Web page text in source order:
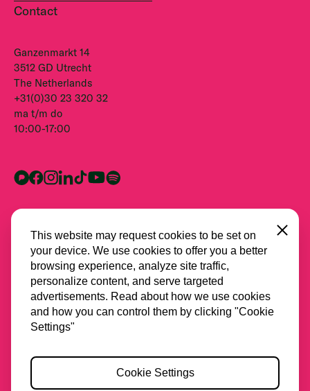
Contact
Ganzenmarkt 14
3512 GD Utrecht
The Netherlands
+31(0)30 23 320 32
ma t/m do
10:00-17:00
Alle partners
Cookies
This website may request cookies to be set on
your device. We use cookies to offer you a better
browsing experience, analyze site traffic,
personalize content, and serve targeted
advertisements. Read about how we use cookies
and how you can control them by clicking "Cookie
Settings"
Close
Cookie Settings